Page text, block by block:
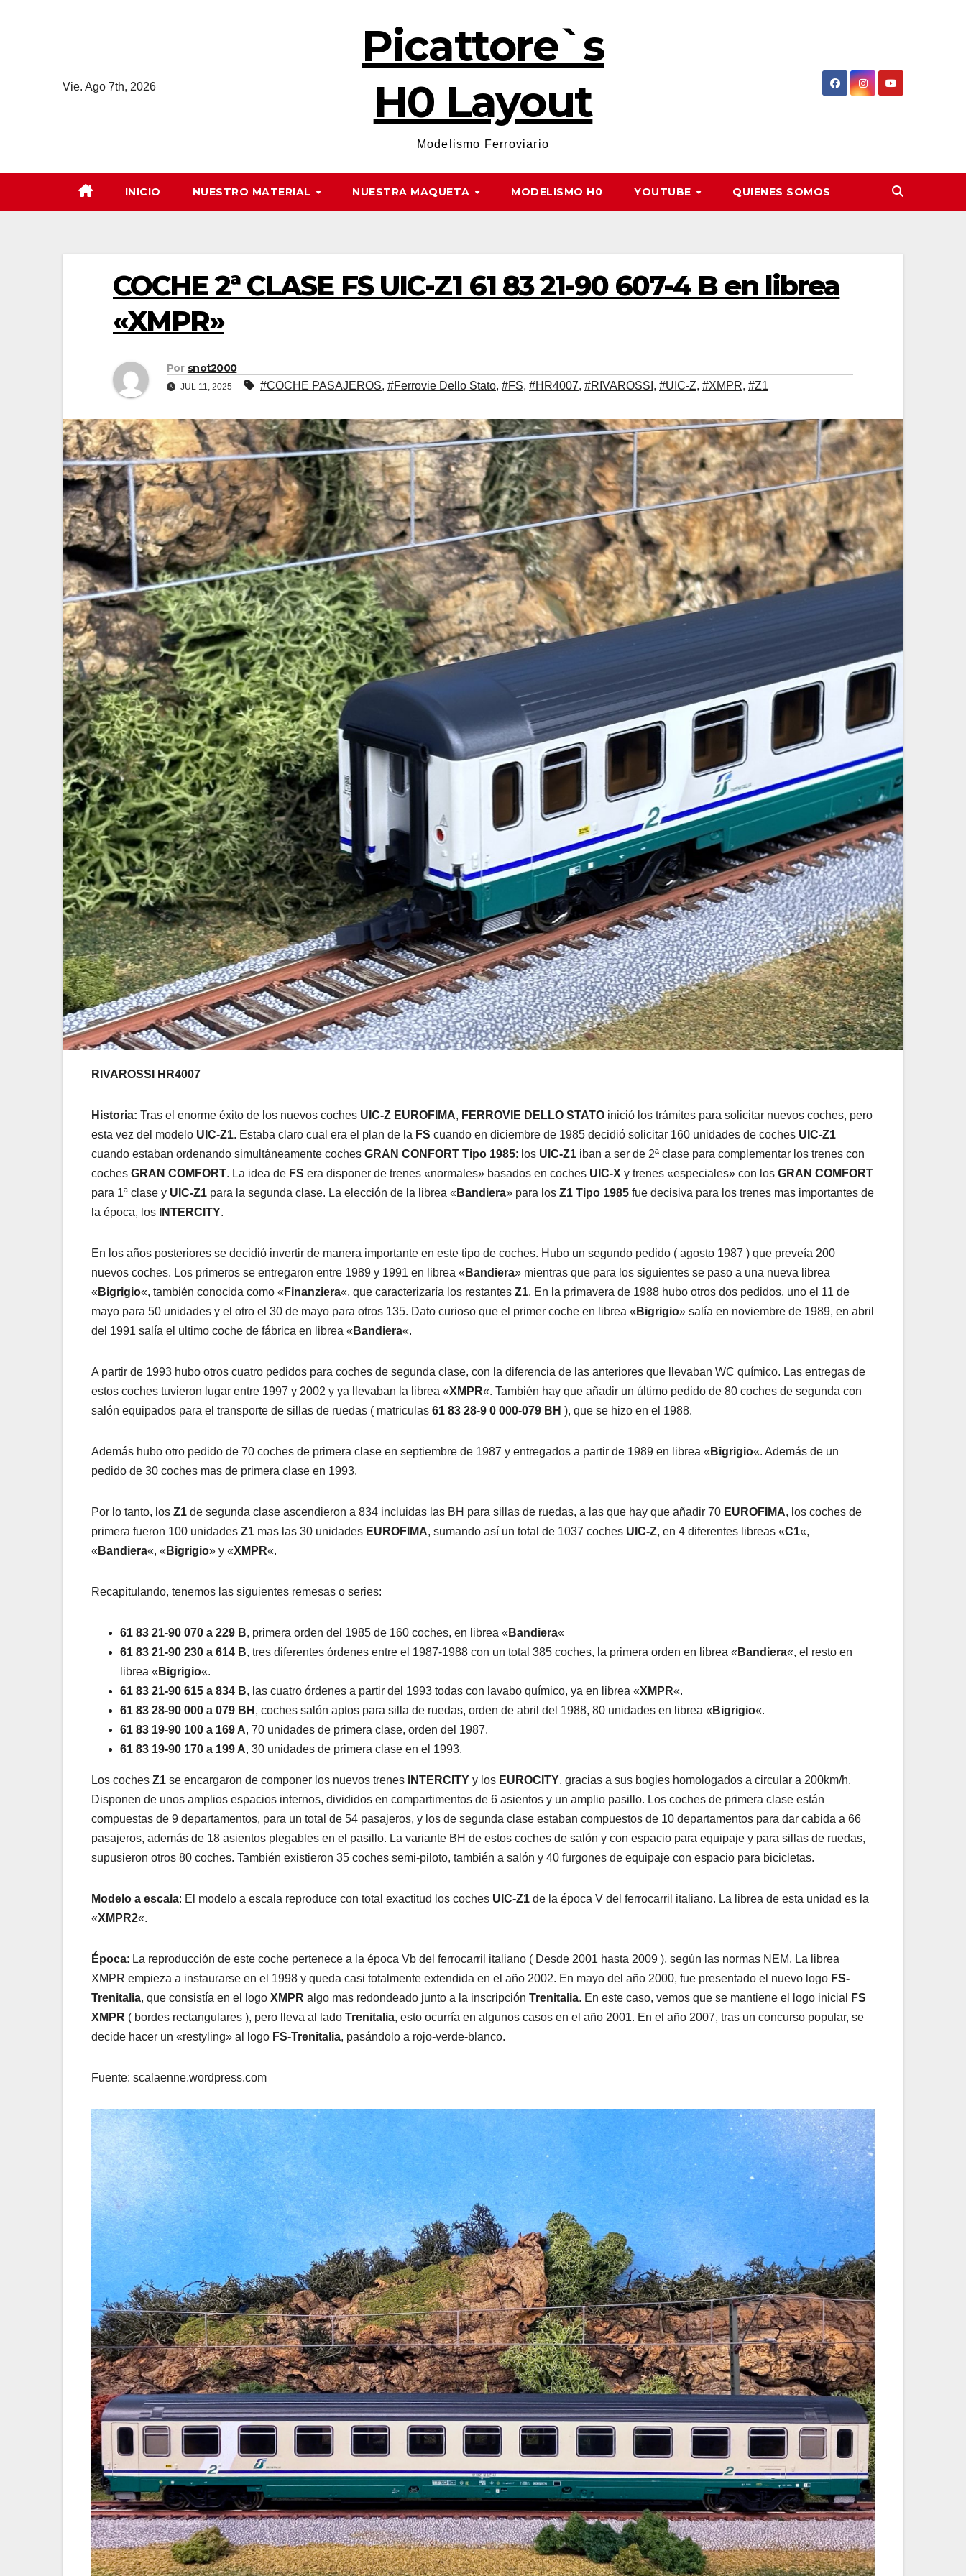
Vie. Ago 7th, 2026
Picattore`s
H0 Layout
Modelismo Ferroviario
INICIO NUESTRO MATERIAL NUESTRA MAQUETA MODELISMO H0 YOUTUBE QUIENES SOMOS
COCHE 2ª CLASE FS UIC-Z1 61 83 21-90 607-4 B en librea
«XMPR»
Por snot2000
JUL 11, 2025 #COCHE PASAJEROS, #Ferrovie Dello Stato, #FS, #HR4007, #RIVAROSSI , #UIC-Z, #XMPR, #Z1
RIVAROSSI HR4007
Historia: Tras el enorme éxito de los nuevos coches UIC-Z EUROFIMA, FERROVIE DELLO STATO inició los trámites para solicitar nuevos coches, pero
esta vez del modelo UIC-Z1. Estaba claro cual era el plan de la FS cuando en diciembre de 1985 decidió solicitar 160 unidades de coches UIC-Z1
cuando estaban ordenando simultáneamente coches GRAN CONFORT Tipo 1985: los UIC-Z1 iban a ser de 2ª clase para complementar los trenes con
coches GRAN COMFORT. La idea de FS era disponer de trenes «normales» basados en coches UIC-X y trenes «especiales» con los GRAN COMFORT
para 1ª clase y UIC-Z1 para la segunda clase. La elección de la librea « Bandiera» para los Z1 Tipo 1985 fue decisiva para los trenes mas importantes de
la época, los
INTERCITY.
En los años posteriores se decidió invertir de manera importante en este tipo de coches. Hubo un segundo pedido ( agosto 1987 ) que preveía 200
nuevos coches. Los primeros se entregaron entre 1989 y 1991 en librea « Bandiera» mientras que para los siguientes se paso a una nueva librea
« Bigrigio«, también conocida como « Finanziera«, que caracterizaría los restantes Z1. En la primavera de 1988 hubo otros dos pedidos, uno el 11 de
mayo para 50 unidades y el otro el 30 de mayo para otros 135. Dato curioso que el primer coche en librea « Bigrigio» salía en noviembre de 1989, en abril
del 1991 salía el ultimo coche de fábrica en librea « Bandiera«.
A partir de 1993 hubo otros cuatro pedidos para coches de segunda clase, con la diferencia de las anteriores que llevaban WC químico. Las entregas de
estos coches tuvieron lugar entre 1997 y 2002 y ya llevaban la librea «XMPR«. También hay que añadir un último pedido de 80 coches de segunda con
salón equipados para el transporte de sillas de ruedas ( matriculas 61 83 28-9 0 000-079 BH ), que se hizo en el 1988.
Además hubo otro pedido de 70 coches de primera clase en septiembre de 1987 y entregados a partir de 1989 en librea « Bigrigio«. Además de un
pedido de 30 coches mas de primera clase en 1993.
Por lo tanto, los Z1 de segunda clase ascendieron a 834 incluidas las BH para sillas de ruedas, a las que hay que añadir 70 EUROFIMA, los coches de
primera fueron 100 unidades Z1 mas las 30 unidades EUROFIMA, sumando así un total de 1037 coches UIC-Z, en 4 diferentes libreas «C1«,
« Bandiera«, « Bigrigio» y «XMPR«.
Recapitulando, tenemos las siguientes remesas o series:
61 83 21-90 070 a 229 B, primera orden del 1985 de 160 coches, en librea « Bandiera«
61 83 21-90 230 a 614 B, tres diferentes órdenes entre el 1987-1988 con un total 385 coches, la primera orden en librea « Bandiera«, el resto en
librea « Bigrigio«.
61 83 21-90 615 a 834 B, las cuatro órdenes a partir del 1993 todas con lavabo químico, ya en librea «XMPR«.
61 83 28-90 000 a 079 BH , coches salón aptos para silla de ruedas, orden de abril del 1988, 80 unidades en librea « Bigrigio«.
61 83 19-90 100 a 169 A, 70 unidades de primera clase, orden del 1987.
61 83 19-90 170 a 199 A, 30 unidades de primera clase en el 1993.
Los coches Z1 se encargaron de componer los nuevos trenes INTERCITY y los EUROCITY, gracias a sus bogies homologados a circular a 200km/h.
Disponen de unos amplios espacios internos, divididos en compartimentos de 6 asientos y un amplio pasillo. Los coches de primera clase están
compuestas de 9 departamentos, para un total de 54 pasajeros, y los de segunda clase estaban compuestos de 10 departamentos para dar cabida a 66
pasajeros, además de 18 asientos plegables en el pasillo. La variante BH de estos coches de salón y con espacio para equipaje y para sillas de ruedas,
supusieron otros 80 coches. También existieron 35 coches semi-piloto, también a salón y 40 furgones de equipaje con espacio para bicicletas.
Modelo a escala: El modelo a escala reproduce con total exactitud los coches UIC-Z1 de la época V del ferrocarril italiano. La librea de esta unidad es la
«XMPR2«.
Época: La reproducción de este coche pertenece a la época Vb del ferrocarril italiano ( Desde 2001 hasta 2009 ), según las normas NEM. La librea
XMPR empieza a instaurarse en el 1998 y queda casi totalmente extendida en el año 2002. En mayo del año 2000, fue presentado el nuevo logo FS-
Trenitalia, que consistía en el logo XMPR algo mas redondeado junto a la inscripción Trenitalia. En este caso, vemos que se mantiene el logo inicial
FS
XMPR ( bordes rectangulares ), pero lleva al lado Trenitalia, esto ocurría en algunos casos en el año 2001. En el año 2007, tras un concurso popular, se
decide hacer un «restyling» al logo FS-Trenitalia, pasándolo a rojo-verde-blanco.
Fuente: scalaenne.wordpress.com